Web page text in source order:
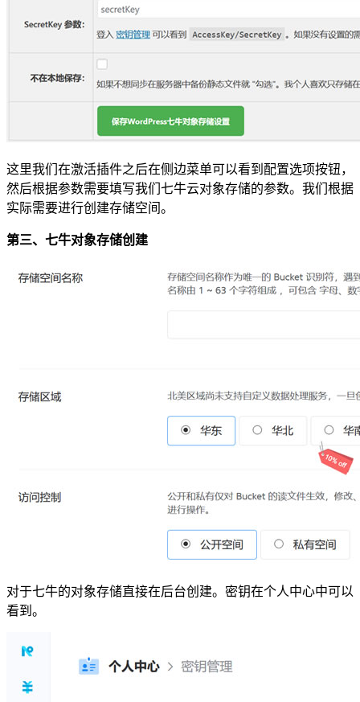
这里我们在激活插件之后在侧边菜单可以看到配置选项按钮，
然后根据参数需要填写我们七牛云对象存储的参数。我们根据
实际需要进行创建存储空间。
第三、七牛对象存储创建
对于七牛的对象存储直接在后台创建。密钥在个人中心中可以
看到。